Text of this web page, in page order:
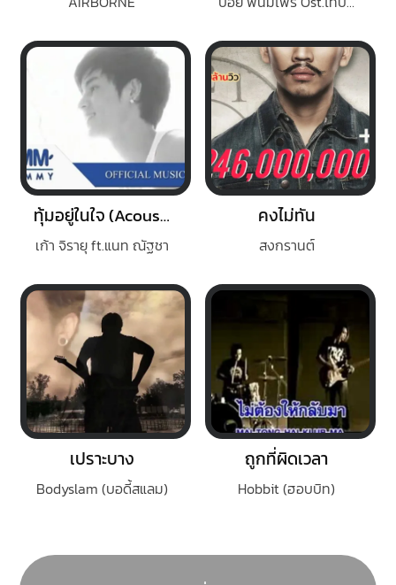
ทุ้มอยู่ในใจ (Acoustic)
เก้า จิรายุ ft.แนท ณัฐชา
คงไม่ทัน
สงกรานต์
เปราะบาง
Bodyslam (บอดี้สแลม)
ถูกที่ผิดเวลา
Hobbit (ฮอบบิท)